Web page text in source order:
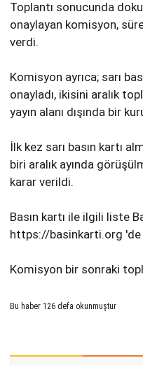
Toplantı sonucunda
onaylayan komisyon,
verdi.
Komisyon ayrıca; sarı
onayladı, ikisini aralık
yayın alanı dışında bir
İlk kez sarı basın kartı
biri aralık ayında
karar verildi.
Basın kartı ile ilgili liste
https://basinkarti.org 'de
Komisyon bir sonraki
Bu haber 126 defa okunmuştur